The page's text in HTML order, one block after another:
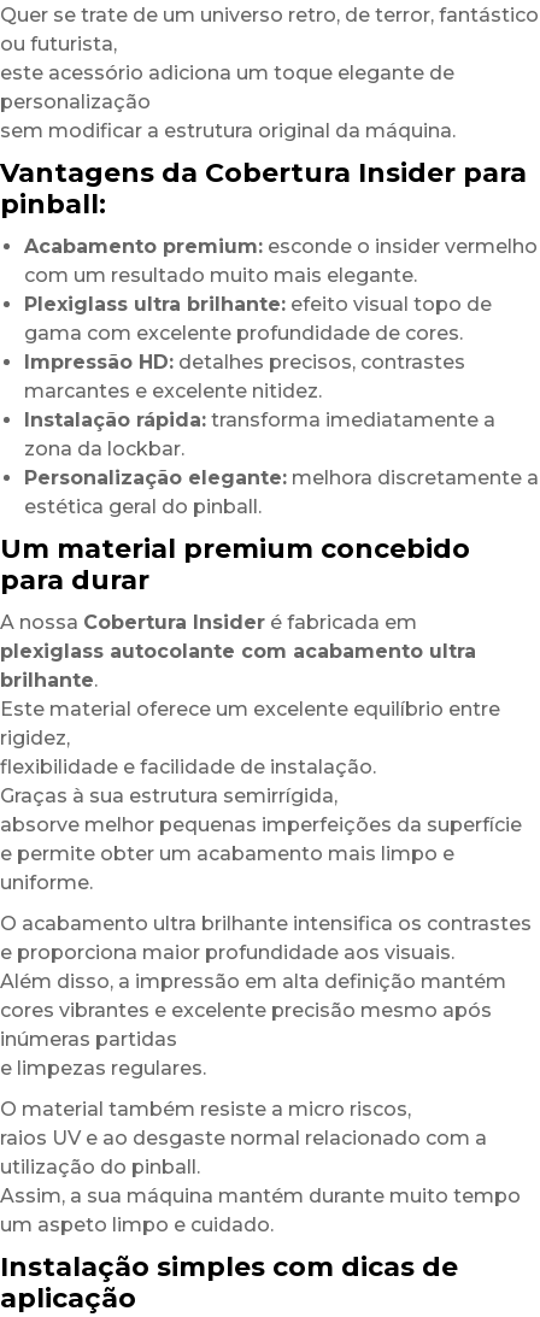
Quer se trate de um universo retro, de terror, fantástico
ou futurista,
este acessório adiciona um toque elegante de
personalização
sem modificar a estrutura original da máquina.
Vantagens da Cobertura Insider para
pinball:
Acabamento premium: esconde o insider vermelho
com um resultado muito mais elegante.
Plexiglass ultra brilhante: efeito visual topo de
gama com excelente profundidade de cores.
Impressão HD: detalhes precisos, contrastes
marcantes e excelente nitidez.
Instalação rápida: transforma imediatamente a
zona da lockbar.
Personalização elegante: melhora discretamente a
estética geral do pinball.
Um material premium concebido
para durar
A nossa Cobertura Insider é fabricada em
plexiglass autocolante com acabamento ultra
brilhante.
Este material oferece um excelente equilíbrio entre
rigidez,
flexibilidade e facilidade de instalação.
Graças à sua estrutura semirrígida,
absorve melhor pequenas imperfeições da superfície
e permite obter um acabamento mais limpo e
uniforme.
O acabamento ultra brilhante intensifica os contrastes
e proporciona maior profundidade aos visuais.
Além disso, a impressão em alta definição mantém
cores vibrantes e excelente precisão mesmo após
inúmeras partidas
e limpezas regulares.
O material também resiste a micro riscos,
raios UV e ao desgaste normal relacionado com a
utilização do pinball.
Assim, a sua máquina mantém durante muito tempo
um aspeto limpo e cuidado.
Instalação simples com dicas de
aplicação